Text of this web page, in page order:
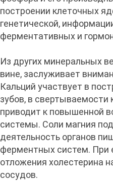
построении клеточных
генетической,
ферментативных и
Из других минеральных
вине, заслуживает
Кальций участвует в
зубов, в свертываемости
приводит к повышенной
системы. Соли магния
деятельность органов
ферментных систем. При
отложения холестерина
сосудов.